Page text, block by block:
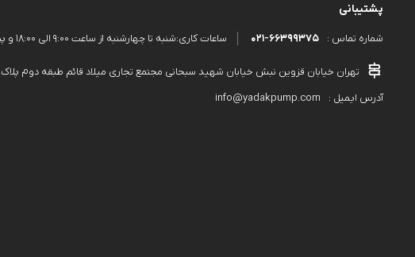
پشتیبانی
شماره تماس : 021-66399375 ساعات کاری:شنبه تا چهارشنبه از ساعت 9:00 الی 18:00 و پنجشنبه از ساعت 9:00 الی 13:00
تهران خیابان قزوین نبش خیابان شهید سبحانی مجتمع تجاری میلاد قائم طبقه دوم پلاک۵۸۹ فروشگاه یدک پمپ
آدرس ایمیل :
info@yadakpump.com